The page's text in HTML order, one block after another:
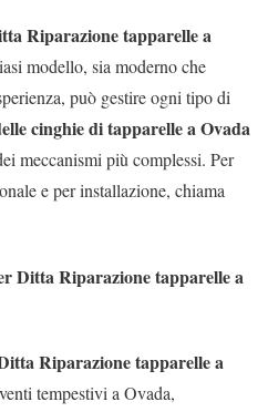
Riparazione tapparelle a
modello, sia moderno che
può gestire ogni tipo di
cinghie di tapparelle a Ovada
meccanismi più complessi. Per
e per installazione, chiama
Ditta Riparazione tapparelle a
Riparazione tapparelle a
tempestivi a Ovada,